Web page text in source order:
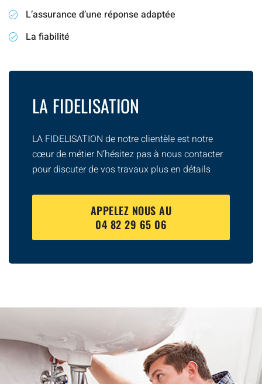
L’assurance d’une réponse adaptée
La fiabilité
LA FIDELISATION
LA FIDELISATION de notre clientèle est notre
cœur de métier N’hésitez pas à nous contacter
pour discuter de vos travaux plus en détails
APPELEZ NOUS AU
04 82 29 65 06